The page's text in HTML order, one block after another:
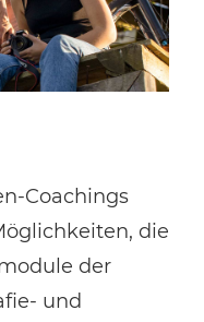
Coachings
die
der
und